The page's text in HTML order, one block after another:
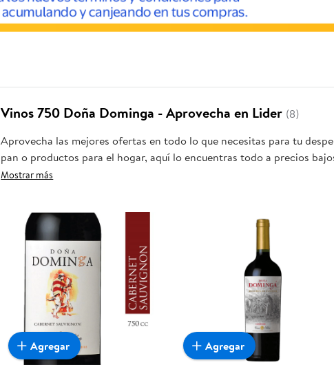
Vinos 750 Doña Dominga - Aprovecha en Lider (8)
Aprovecha las mejores ofertas en todo lo que necesitas para tu
pan o productos para el hogar, aquí lo encuentras todo a precios
oportunidad sea realmente conveniente para ti y tu familia.
Mostrar más
Agregar Agregar